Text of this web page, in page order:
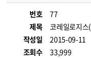
번호
77
제목
코레일로지
작성일
2015-09-11
조회수
33,999